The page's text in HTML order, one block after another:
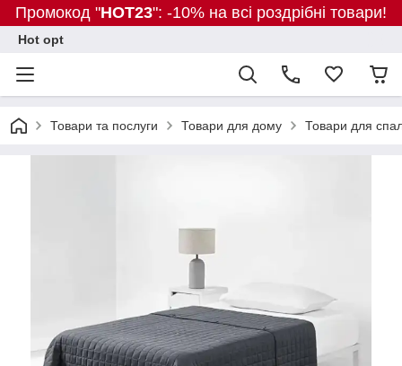
Промокод "HOT23": -10% на всі роздрібні товари!
Hot opt
Товари та послуги Товари для дому Товари для